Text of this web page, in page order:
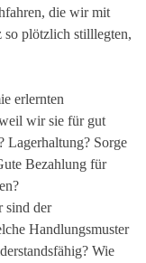
die wir mit
so plötzlich stilllegten,
erlernten
wir sie für gut
Lagerhaltung? Sorge
Bezahlung für
sind der
Handlungsmuster
Wie